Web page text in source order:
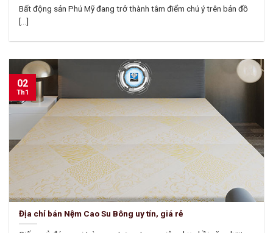
Bất động sản Phú Mỹ đang trở thành tâm điểm chú ý trên bản đồ
[...]
Địa chỉ bán Nệm Cao Su Bông uy tín, giá rẻ
02
Th1